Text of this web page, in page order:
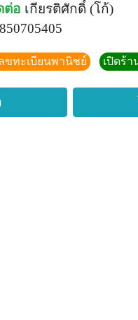
ต่อ เกียรติศักดิ์ (โก้)
ขทะเบียนพานิชย์ เปิดร้า